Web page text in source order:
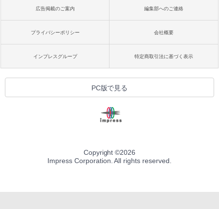
広告掲載のご案内 編集部へのご連絡
プライバシーポリシー 会社概要
インプレスグループ 特定商取引法に基づく表示
PC版で見る
Copyright ©2026
Impress Corporation. All rights reserved.